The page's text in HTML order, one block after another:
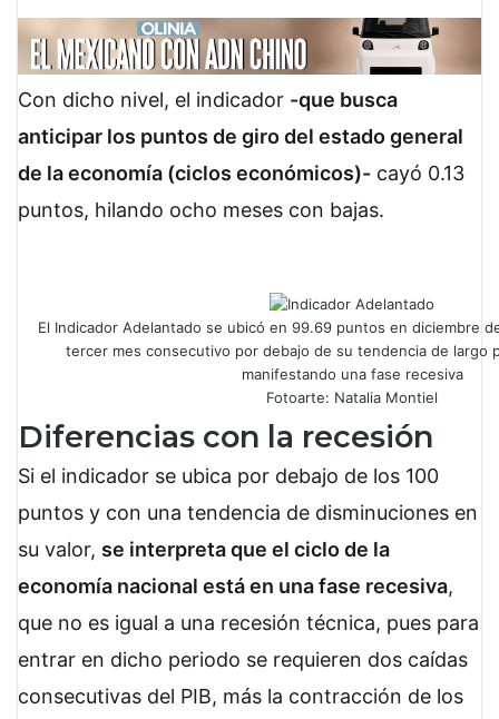
Con dicho nivel, el indicador -que busca
anticipar los puntos de giro del estado general
de la economía (ciclos económicos)- cayó 0.13
puntos, hilando ocho meses con bajas.
El Indicador Adelantado se ubicó en 99.69 puntos en diciembre
tercer mes consecutivo por debajo de su tendencia de largo
manifestando una fase recesiva
Fotoarte: Natalia Montiel
Diferencias con la recesión
Si el indicador se ubica por debajo de los 100
puntos y con una tendencia de disminuciones en
su valor, se interpreta que el ciclo de la
economía nacional está en una fase recesiva,
que no es igual a una recesión técnica, pues para
entrar en dicho periodo se requieren dos caídas
consecutivas del PIB, más la contracción de los